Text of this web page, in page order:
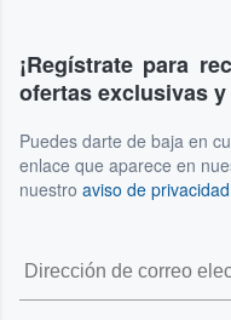
¡Regístrate para
ofertas exclusivas
Puedes darte de baja en
enlace que aparece en
nuestro aviso de privacidad